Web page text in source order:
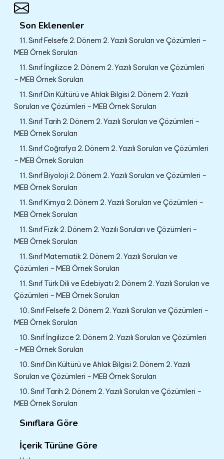
Son Eklenenler
11. Sınıf Felsefe 2. Dönem 2. Yazılı Soruları ve Çözümleri –
MEB Örnek Soruları
11. Sınıf İngilizce 2. Dönem 2. Yazılı Soruları ve Çözümleri
– MEB Örnek Soruları
11. Sınıf Din Kültürü ve Ahlak Bilgisi 2. Dönem 2. Yazılı
Soruları ve Çözümleri – MEB Örnek Soruları
11. Sınıf Tarih 2. Dönem 2. Yazılı Soruları ve Çözümleri –
MEB Örnek Soruları
11. Sınıf Coğrafya 2. Dönem 2. Yazılı Soruları ve Çözümleri
– MEB Örnek Soruları
11. Sınıf Biyoloji 2. Dönem 2. Yazılı Soruları ve Çözümleri –
MEB Örnek Soruları
11. Sınıf Kimya 2. Dönem 2. Yazılı Soruları ve Çözümleri –
MEB Örnek Soruları
11. Sınıf Fizik 2. Dönem 2. Yazılı Soruları ve Çözümleri –
MEB Örnek Soruları
11. Sınıf Matematik 2. Dönem 2. Yazılı Soruları ve
Çözümleri – MEB Örnek Soruları
11. Sınıf Türk Dili ve Edebiyatı 2. Dönem 2. Yazılı Soruları ve
Çözümleri – MEB Örnek Soruları
10. Sınıf Felsefe 2. Dönem 2. Yazılı Soruları ve Çözümleri –
MEB Örnek Soruları
10. Sınıf İngilizce 2. Dönem 2. Yazılı Soruları ve Çözümleri
– MEB Örnek Soruları
10. Sınıf Din Kültürü ve Ahlak Bilgisi 2. Dönem 2. Yazılı
Soruları ve Çözümleri – MEB Örnek Soruları
10. Sınıf Tarih 2. Dönem 2. Yazılı Soruları ve Çözümleri –
MEB Örnek Soruları
Sınıflara Göre
İçerik Türüne Göre